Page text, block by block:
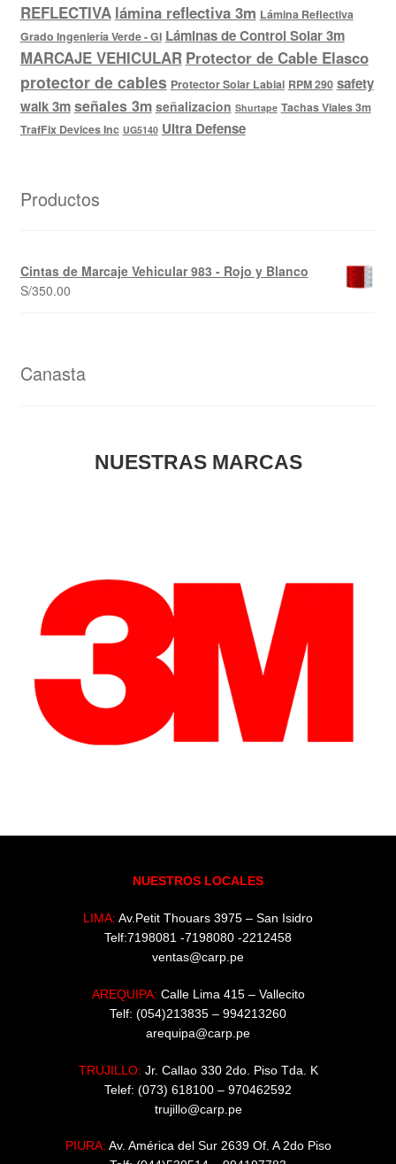
REFLECTIVA lámina reflectiva 3m Lámina Reflectiva
Grado Ingeniería Verde - GI Láminas de Control Solar 3m
MARCAJE VEHICULAR Protector de Cable Elasco
protector de cables Protector Solar Labial RPM 290 safety
walk 3mseñales 3m señalizacion Shurtape Tachas Viales 3m
TrafFix Devices Inc UG5140 Ultra Defense
Productos
Cintas de Marcaje Vehicular 983 - Rojo y Blanco
S/350.00
Canasta
NUESTRAS MARCAS
NUESTROS LOCALES
LIMA: Av.Petit Thouars 3975 – San Isidro
Telf:7198081 -7198080 -2212458
ventas@carp.pe
AREQUIPA: Calle Lima 415 – Vallecito
Telf: (054)213835 – 994213260
arequipa@carp.pe
TRUJILLO: Jr. Callao 330 2do. Piso Tda. K
Telef: (073) 618100 – 970462592
trujillo@carp.pe
PIURA: Av. América del Sur 2639 Of. A 2do Piso